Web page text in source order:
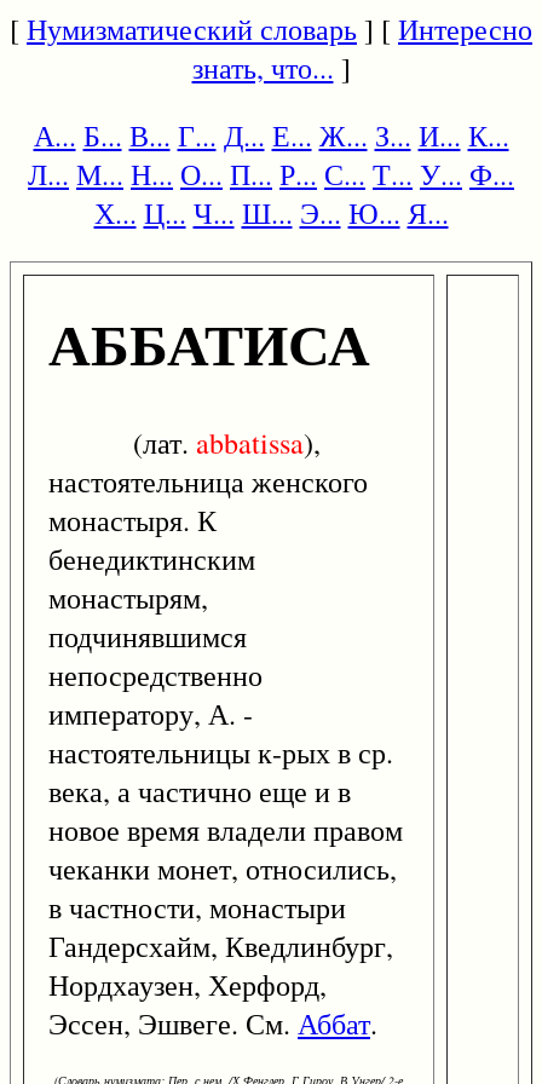
[Нумизматический словарь] [Интересно
знать, что... ]
А... Б... В... Г... Д... Е... Ж... З... И... К...
Л... М... Н... О... П... Р... С... Т... У... Ф...
Х... Ц... Ч... Ш... Э... Ю... Я...
АББАТИСА
(лат. abbatissa),
настоятельница женского
монастыря. К
бенедиктинским
монастырям,
подчинявшимся
непосредственно
императору, А. -
настоятельницы к-рых в ср.
века, а частично еще и в
новое время владели правом
чеканки монет, относились,
в частности, монастыри
Гандерсхайм, Кведлинбург,
Нордхаузен, Херфорд,
Эссен, Эшвеге. См. Аббат.
(Словарь нумизмата: Пер. с нем. /Х.Фенглер, Г.Гироу, В.Унгер/ 2-е